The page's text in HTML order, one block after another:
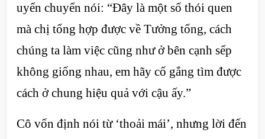
uyển chuyển nói: “Đây là một số thói quen
mà chị tổng hợp được về Tưởng tổng, cách
chúng ta làm việc cũng như ở bên cạnh sếp
không giống nhau, em hãy cố gắng tìm được
cách ở chung hiệu quả với cậu ấy.”
Cô vốn định nói từ ‘thoải mái’, nhưng lời đến